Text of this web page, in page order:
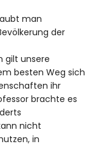
man
der
gilt unsere
besten Weg sich
ihr
brachte es
nicht
in